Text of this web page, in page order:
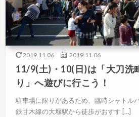
2019.11.06 2019.11.06
11/9(土)・10(日)は「大刀洗
り」へ遊びに行こう！
駐車場に限りがあるため、臨時シャトル
鉄甘木線の大堰駅から徒歩がおすす […]